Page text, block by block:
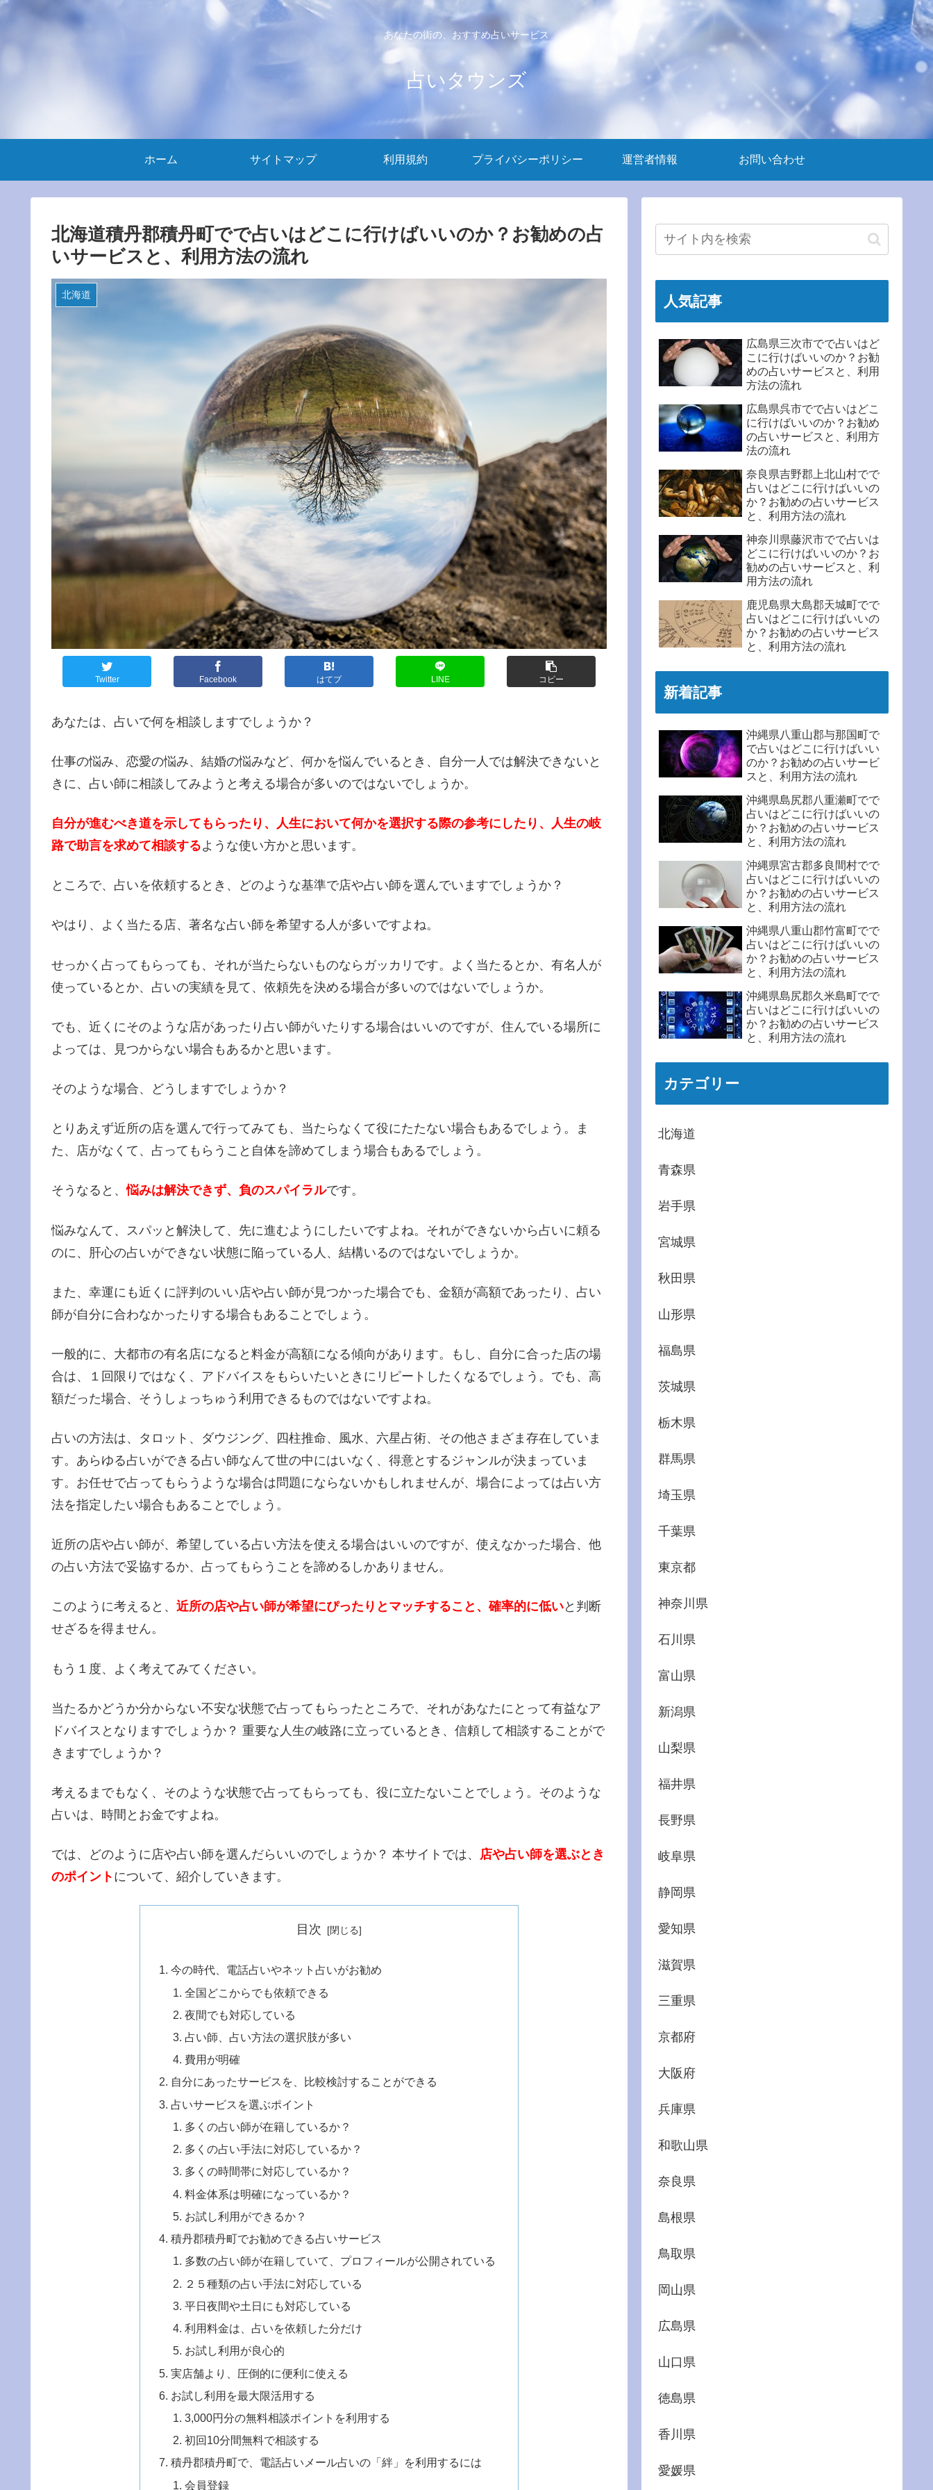
あなたの街の、おすすめ占いサービス
占いタウンズ
ホーム サイトマップ 利用規約 プライバシーポリシー 運営者情報 お問い合わせ
北海道積丹郡積丹町でで占いはどこに行けばいいのか？お勧めの占
いサービスと、利用方法の流れ
北海道
Twitter Facebook はてブ LINE コピー
あなたは、占いで何を相談しますでしょうか？
仕事の悩み、恋愛の悩み、結婚の悩みなど、何かを悩んでいるとき、自分一人では解決できないと
きに、占い師に相談してみようと考える場合が多いのではないでしょうか。
自分が進むべき道を示してもらったり、人生において何かを選択する際の参考にしたり、人生の岐
路で助言を求めて相談するような使い方かと思います。
ところで、占いを依頼するとき、どのような基準で店や占い師を選んでいますでしょうか？
やはり、よく当たる店、著名な占い師を希望する人が多いですよね。
せっかく占ってもらっても、それが当たらないものならガッカリです。よく当たるとか、有名人が
使っているとか、占いの実績を見て、依頼先を決める場合が多いのではないでしょうか。
でも、近くにそのような店があったり占い師がいたりする場合はいいのですが、住んでいる場所に
よっては、見つからない場合もあるかと思います。
そのような場合、どうしますでしょうか？
とりあえず近所の店を選んで行ってみても、当たらなくて役にたたない場合もあるでしょう。ま
た、店がなくて、占ってもらうこと自体を諦めてしまう場合もあるでしょう。
そうなると、悩みは解決できず、負のスパイラルです。
悩みなんて、スパッと解決して、先に進むようにしたいですよね。それができないから占いに頼る
のに、肝心の占いができない状態に陥っている人、結構いるのではないでしょうか。
また、幸運にも近くに評判のいい店や占い師が見つかった場合でも、金額が高額であったり、占い
師が自分に合わなかったりする場合もあることでしょう。
一般的に、大都市の有名店になると料金が高額になる傾向があります。もし、自分に合った店の場
合は、１回限りではなく、アドバイスをもらいたいときにリピートしたくなるでしょう。でも、高
額だった場合、そうしょっちゅう利用できるものではないですよね。
占いの方法は、タロット、ダウジング、四柱推命、風水、六星占術、その他さまざま存在していま
す。あらゆる占いができる占い師なんて世の中にはいなく、得意とするジャンルが決まっていま
す。お任せで占ってもらうような場合は問題にならないかもしれませんが、場合によっては占い方
法を指定したい場合もあることでしょう。
近所の店や占い師が、希望している占い方法を使える場合はいいのですが、使えなかった場合、他
の占い方法で妥協するか、占ってもらうことを諦めるしかありません。
このように考えると、 近所の店や占い師が希望にぴったりとマッチすること、確率的に低いと判断
せざるを得ません。
もう１度、よく考えてみてください。
当たるかどうか分からない不安な状態で占ってもらったところで、それがあなたにとって有益なア
ドバイスとなりますでしょうか？ 重要な人生の岐路に立っているとき、信頼して相談することがで
きますでしょうか？
考えるまでもなく、そのような状態で占ってもらっても、役に立たないことでしょう。そのような
占いは、時間とお金ですよね。
では、どのように店や占い師を選んだらいいのでしょうか？ 本サイトでは、 店や占い師を選ぶとき
のポイント について、紹介していきます。
目次
今の時代、電話占いやネット占いがお勧め
全国どこからでも依頼できる
夜間でも対応している
占い師、占い方法の選択肢が多い
費用が明確
自分にあったサービスを、比較検討することができる
占いサービスを選ぶポイント
多くの占い師が在籍しているか？
多くの占い手法に対応しているか？
多くの時間帯に対応しているか？
料金体系は明確になっているか？
お試し利用ができるか？
積丹郡積丹町でお勧めできる占いサービス
多数の占い師が在籍していて、プロフィールが公開されている
２５種類の占い手法に対応している
平日夜間や土日にも対応している
利用料金は、占いを依頼した分だけ
お試し利用が良心的
実店舗より、圧倒的に便利に使える
お試し利用を最大限活用する
3,000円分の無料相談ポイントを利用する
初回10分間無料で相談する
積丹郡積丹町で、電話占いメール占いの「絆」を利用するには
会員登録
人気記事
広島県三次市でで占いはど
こに行けばいいのか？お勧
めの占いサービスと、利用
方法の流れ
広島県呉市でで占いはどこ
に行けばいいのか？お勧め
の占いサービスと、利用方
法の流れ
奈良県吉野郡上北山村でで
占いはどこに行けばいいの
か？お勧めの占いサービス
と、利用方法の流れ
神奈川県藤沢市でで占いは
どこに行けばいいのか？お
勧めの占いサービスと、利
用方法の流れ
鹿児島県大島郡天城町でで
占いはどこに行けばいいの
か？お勧めの占いサービス
と、利用方法の流れ
新着記事
沖縄県八重山郡与那国町で
で占いはどこに行けばいい
のか？お勧めの占いサービ
スと、利用方法の流れ
沖縄県島尻郡八重瀬町でで
占いはどこに行けばいいの
か？お勧めの占いサービス
と、利用方法の流れ
沖縄県宮古郡多良間村でで
占いはどこに行けばいいの
か？お勧めの占いサービス
と、利用方法の流れ
沖縄県八重山郡竹富町でで
占いはどこに行けばいいの
か？お勧めの占いサービス
と、利用方法の流れ
沖縄県島尻郡久米島町でで
占いはどこに行けばいいの
か？お勧めの占いサービス
と、利用方法の流れ
カテゴリー
北海道
青森県
岩手県
宮城県
秋田県
山形県
福島県
茨城県
栃木県
群馬県
埼玉県
千葉県
東京都
神奈川県
石川県
富山県
新潟県
山梨県
福井県
長野県
岐阜県
静岡県
愛知県
滋賀県
三重県
京都府
大阪府
兵庫県
和歌山県
奈良県
島根県
鳥取県
岡山県
広島県
山口県
徳島県
香川県
愛媛県